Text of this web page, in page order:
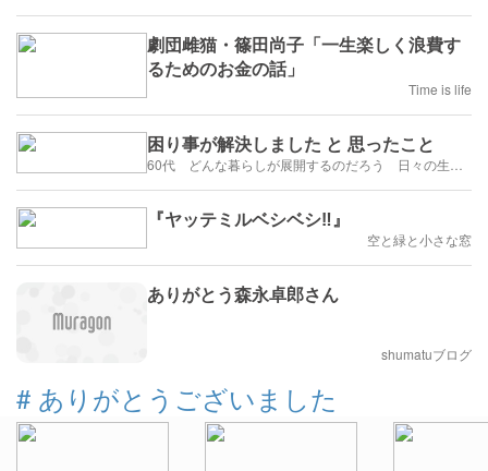
劇団雌猫・篠田尚子「一生楽しく浪費す
るためのお金の話」
Time is life
困り事が解決しました と 思ったこと
『ヤッテミルベシベシ‼️』
空と緑と小さな窓
ありがとう森永卓郎さん
shumatuブログ
# ありがとうございました